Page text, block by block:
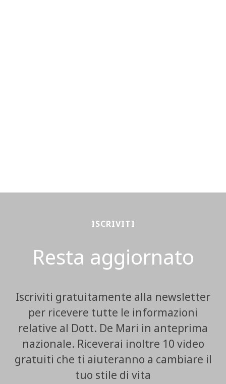
ISCRIVITI
Resta aggiornato
Iscriviti gratuitamente alla newsletter
per ricevere tutte le informazioni
relative al Dott. De Mari in anteprima
nazionale. Riceverai inoltre 10 video
gratuiti che ti aiuteranno a cambiare il
tuo stile di vita